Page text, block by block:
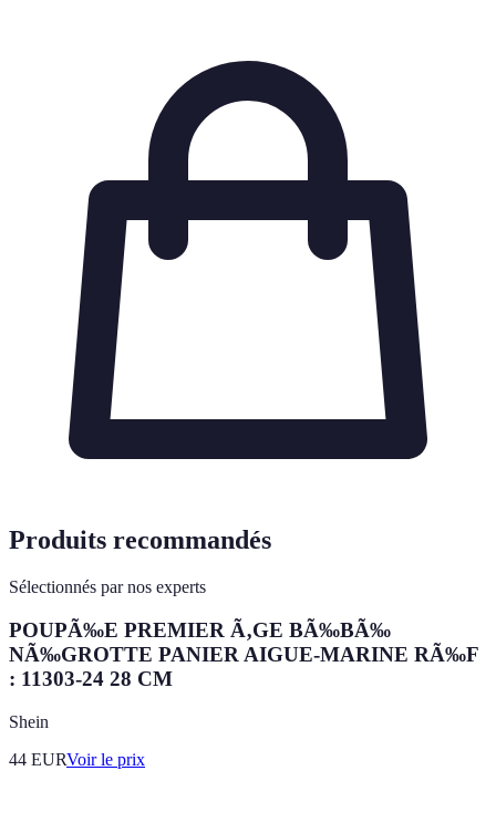
Produits recommandés
Sélectionnés par nos experts
POUPÃ‰E PREMIER Ã‚GE BÃ‰BÃ‰
NÃ‰GROTTE PANIER AIGUE-MARINE RÃ‰F
: 11303-24 28 CM
Shein
44 EURVoir le prix